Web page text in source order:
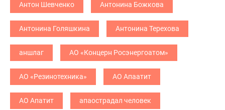
Антон Шевченко Антонина Божкова
Антонина Голяшкина Антонина Терехова
аншлаг АО «Концерн Росэнергоатом»
АО «Резинотехника» АО Апаатит
АО Апатит апаострадал человек